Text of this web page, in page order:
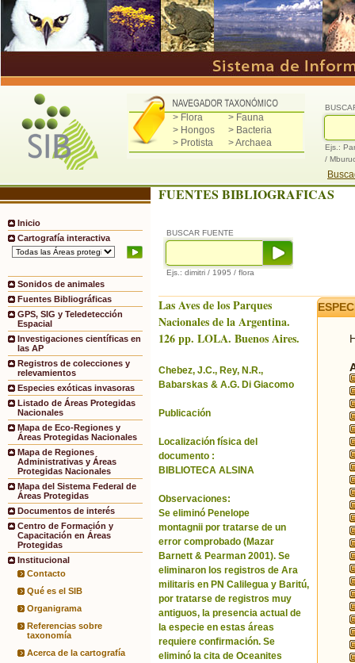
> Flora
> Fauna
> Hongos
> Bacteria
> Protista
> Archaea
Ejs.:
/
Inicio
Cartografía interactiva
Sonidos de animales
Fuentes Bibliográficas
GPS, SIG y Teledetección
Espacial
Investigaciones científicas en
las AP
Registros de colecciones y
relevamientos
Especies exóticas invasoras
Listado de Áreas Protegidas
Nacionales
Mapa de Eco-Regiones y
Áreas Protegidas Nacionales
Mapa de Regiones
Administrativas y Áreas
Protegidas Nacionales
Mapa del Sistema Federal de
Áreas Protegidas
Documentos de interés
Centro de Formación y
Capacitación en Áreas
Protegidas
Institucional
Contacto
Qué es el SIB
Organigrama
Referencias sobre
taxonomía
Acerca de la cartografía
FUENTES BIBLIOGRAFICAS
BUSCAR FUENTE
Ejs.: dimitri / 1995 / flora
Las Aves de los Parques
Nacionales de la Argentina.
126 pp. LOLA. Buenos Aires.
Chebez, J.C., Rey, N.R.,
Babarskas & A.G. Di Giacomo
Publicación
Localización física del
documento :
BIBLIOTECA ALSINA
Observaciones:
Se eliminó Penelope
montagnii por tratarse de un
error comprobado (Mazar
Barnett & Pearman 2001). Se
eliminaron los registros de Ara
militaris en PN Calilegua y Baritú,
por tratarse de registros muy
antiguos, la presencia actual de
la especie en estas áreas
requiere confirmación. Se
eliminó la cita de Oceanites